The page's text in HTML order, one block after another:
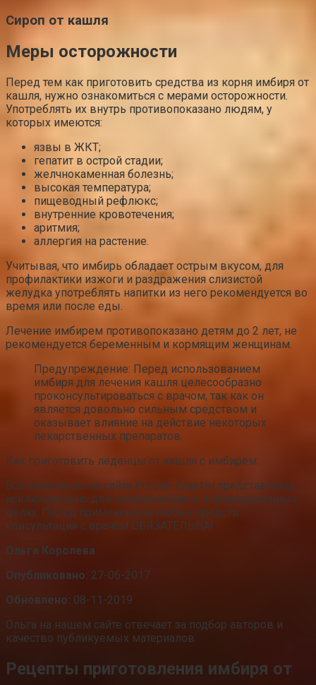
Сироп от кашля
Меры осторожности
Перед тем как приготовить средства из корня имбиря от
кашля, нужно ознакомиться с мерами осторожности.
Употреблять их внутрь противопоказано людям, у
которых имеются:
язвы в ЖКТ;
гепатит в острой стадии;
желчнокаменная болезнь;
высокая температура;
пищеводный рефлюкс;
внутренние кровотечения;
аритмия;
аллергия на растение.
Учитывая, что имбирь обладает острым вкусом, для
профилактики изжоги и раздражения слизистой
желудка употреблять напитки из него рекомендуется во
время или после еды.
Лечение имбирем противопоказано детям до 2 лет, не
рекомендуется беременным и кормящим женщинам.
Предупреждение: Перед использованием
имбиря для лечения кашля целесообразно
проконсультироваться с врачом, так как он
является довольно сильным средством и
оказывает влияние на действие некоторых
лекарственных препаратов.
Как приготовить леденцы от кашля с имбирем:
Все материалы на сайте Priroda-Znaet.ru представлены
исключительно для ознакомления в информационных
целях. Перед применением любых средств
консультация с врачом ОБЯЗАТЕЛЬНА!
Ольга Королева
Опубликовано: 27-06-2017
Обновлено: 08-11-2019
Ольга на нашем сайте отвечает за подбор авторов и
качество публикуемых материалов.
Рецепты приготовления имбиря от